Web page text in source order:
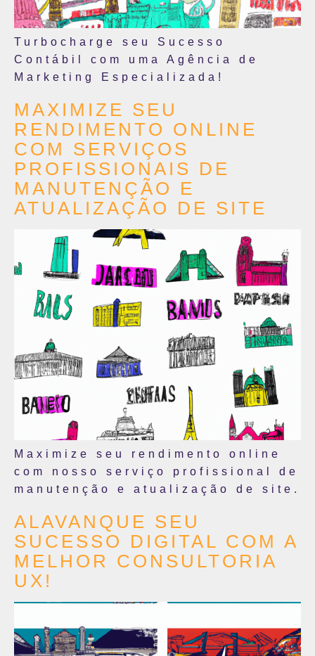
Turbocharge seu Sucesso
Contábil com uma Agência de
Marketing Especializada!
MAXIMIZE SEU
RENDIMENTO ONLINE
COM SERVIÇOS
PROFISSIONAIS DE
MANUTENÇÃO E
ATUALIZAÇÃO DE SITE
Maximize seu rendimento online
com nosso serviço profissional de
manutenção e atualização de site.
ALAVANQUE SEU
SUCESSO DIGITAL COM A
MELHOR CONSULTORIA
UX!